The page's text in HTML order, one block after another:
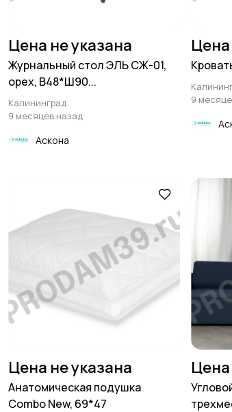
Цена не указана
Журнальный стол ЭЛЬ СЖ-01,
орех, В48*Ш90...
Калининград
9 месяцев назад
Аскона
Цена
9
Цена не указана
Анатомическая подушка
Combo New, 69*47
Цена